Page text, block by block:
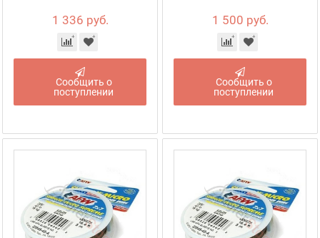
1 336 руб.
Сообщить о
поступлении
1 500 руб.
Сообщить о
поступлении